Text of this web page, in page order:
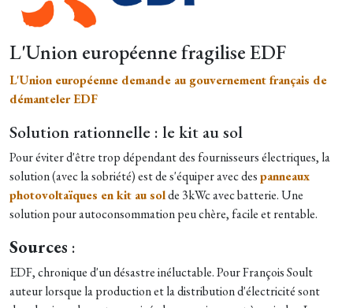
L'Union européenne fragilise EDF
L'Union européenne demande au gouvernement français de
démanteler EDF
Solution rationnelle : le kit au sol
Pour éviter d'être trop dépendant des fournisseurs électriques, la
solution (avec la sobriété) est de s'équiper avec despanneaux
photovoltaïques en kit au solde 3kWc avec batterie. Une
solution pour autoconsommation peu chère, facile et rentable.
Sources :
EDF, chronique d'un désastre inéluctable. Pour François Soult
auteur lorsque la production et la distribution d'électricité sont